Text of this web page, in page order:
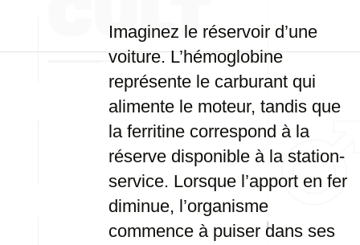
Imaginez le réservoir d’une
voiture. L’hémoglobine
représente le carburant qui
alimente le moteur, tandis que
la ferritine correspond à la
réserve disponible à la station-
service. Lorsque l’apport en fer
diminue, l’organisme
commence à puiser dans ses